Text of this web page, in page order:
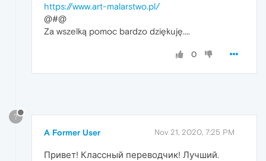
https://www.art-malarstwo.pl/
@#@
Za wszelką pomoc bardzo dziękuję....
0
?
A Former User Nov 21, 2020, 7:25 PM
Привет! Классный переводчик! Лучший.